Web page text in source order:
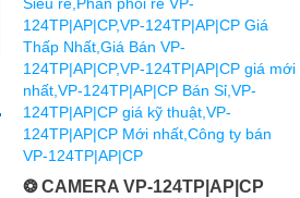
❂ CAMERA VP-124TP|AP|CP